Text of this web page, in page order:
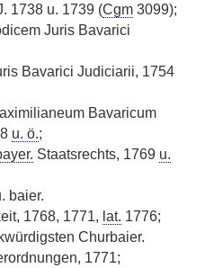
1738 u. 1739 (Cgm 3099);
Juris Bavarici
Bavarici Judiciarii, 1754
Bavaricum
u. ö.;
Staatsrechts, 1769 u.
baier.
1768, 1771, lat. 1776;
Churbaier.
1771;